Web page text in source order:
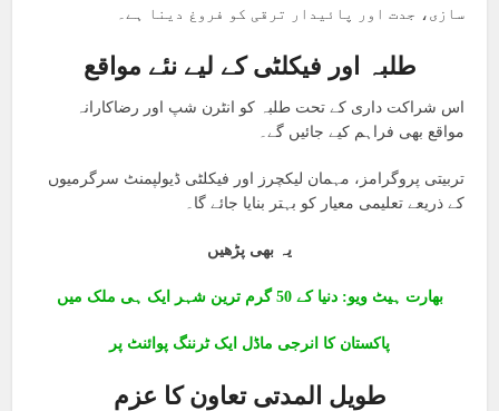
سازی، جدت اور پائیدار ترقی کو فروغ دینا ہے۔
طلبہ اور فیکلٹی کے لیے نئے مواقع
اس شراکت داری کے تحت طلبہ کو انٹرن شپ اور رضاکارانہ
مواقع بھی فراہم کیے جائیں گے۔
تربیتی پروگرامز، مہمان لیکچرز اور فیکلٹی ڈیولپمنٹ سرگرمیوں
کے ذریعے تعلیمی معیار کو بہتر بنایا جائے گا۔
یہ بھی پڑھیں
بھارت ہیٹ ویو: دنیا کے 50 گرم ترین شہر ایک ہی ملک میں
پاکستان کا انرجی ماڈل ایک ٹرننگ پوائنٹ پر
طویل المدتی تعاون کا عزم